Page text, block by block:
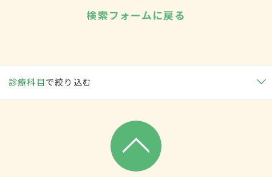
検索フォームに戻る
診療科目で絞り込む